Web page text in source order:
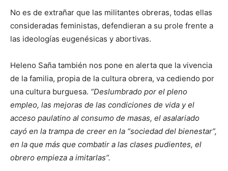
No es de extrañar que las militantes obreras, todas ellas
consideradas feministas, defendieran a su prole frente a
las ideologías eugenésicas y abortivas.
Heleno Saña también nos pone en alerta que la vivencia
de la familia, propia de la cultura obrera, va cediendo por
una cultura burguesa. “Deslumbrado por el pleno
empleo, las mejoras de las condiciones de vida y el
acceso paulatino al consumo de masas, el asalariado
cayó en la trampa de creer en la “sociedad del bienestar”,
en la que más que combatir a las clases pudientes, el
obrero empieza a imitarlas”.